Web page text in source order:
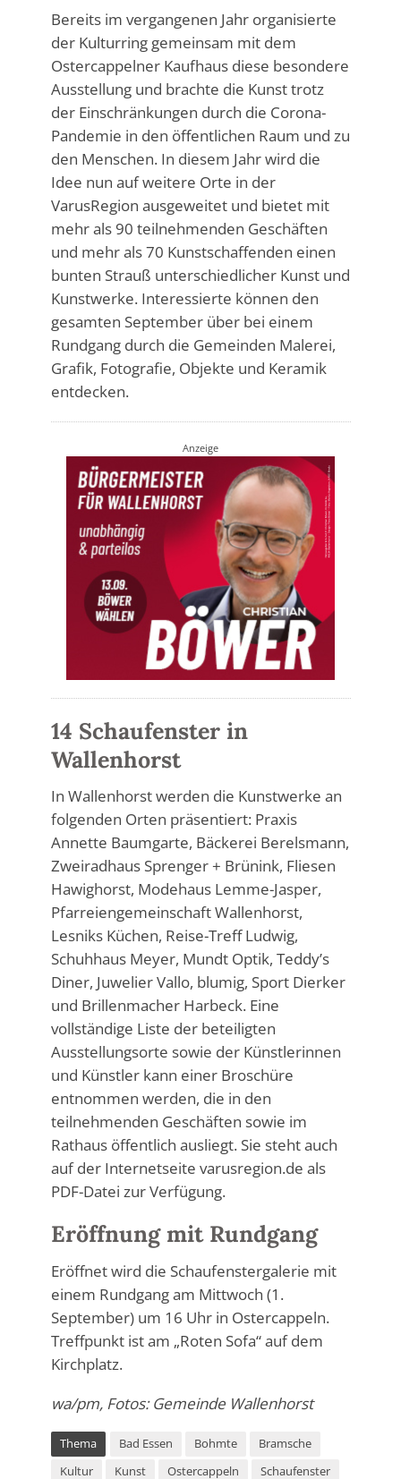
Bereits im vergangenen Jahr organisierte
der Kulturring gemeinsam mit dem
Ostercappelner Kaufhaus diese besondere
Ausstellung und brachte die Kunst trotz
der Einschränkungen durch die Corona-
Pandemie in den öffentlichen Raum und zu
den Menschen. In diesem Jahr wird die
Idee nun auf weitere Orte in der
VarusRegion ausgeweitet und bietet mit
mehr als 90 teilnehmenden Geschäften
und mehr als 70 Kunstschaffenden einen
bunten Strauß unterschiedlicher Kunst und
Kunstwerke. Interessierte können den
gesamten September über bei einem
Rundgang durch die Gemeinden Malerei,
Grafik, Fotografie, Objekte und Keramik
entdecken.
Anzeige
14 Schaufenster in
Wallenhorst
In Wallenhorst werden die Kunstwerke an
folgenden Orten präsentiert: Praxis
Annette Baumgarte, Bäckerei Berelsmann,
Zweiradhaus Sprenger + Brünink, Fliesen
Hawighorst, Modehaus Lemme-Jasper,
Pfarreiengemeinschaft Wallenhorst,
Lesniks Küchen, Reise-Treff Ludwig,
Schuhhaus Meyer, Mundt Optik, Teddy’s
Diner, Juwelier Vallo, blumig, Sport Dierker
und Brillenmacher Harbeck. Eine
vollständige Liste der beteiligten
Ausstellungsorte sowie der Künstlerinnen
und Künstler kann einer Broschüre
entnommen werden, die in den
teilnehmenden Geschäften sowie im
Rathaus öffentlich ausliegt. Sie steht auch
auf der Internetseite varusregion.de als
PDF-Datei zur Verfügung.
Eröffnung mit Rundgang
Eröffnet wird die Schaufenstergalerie mit
einem Rundgang am Mittwoch (1.
September) um 16 Uhr in Ostercappeln.
Treffpunkt ist am „Roten Sofa“ auf dem
Kirchplatz.
wa/pm, Fotos: Gemeinde Wallenhorst
Thema Bad Essen Bohmte
Bramsche
Kultur
Kunst Ostercappeln Schaufenster